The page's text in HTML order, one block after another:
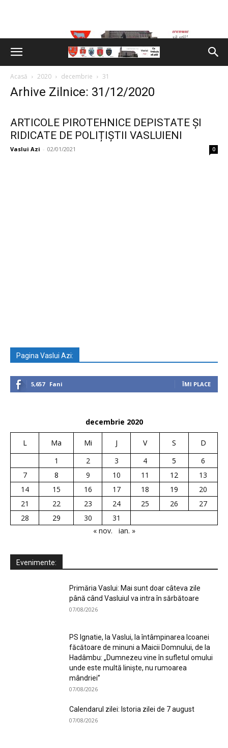
Acasă 2020 decembrie 31
Arhive Zilnice: 31/12/2020
ARTICOLE PIROTEHNICE DEPISTATE ȘI
RIDICATE DE POLIȚIȘTII VASLUIENI
Vaslui Azi - 02/01/2021 0
Pagina Vaslui Azi:
5,657 Fani ÎMI PLACE
decembrie 2020
L Ma Mi J V S
D
1
2 3 4 5
6
7
8 9 10 11 12
13
14
15 16 17 18 19
20
21
22 23 24 25 26
27
28
29 30
31
« nov.
ian. »
Evenimente:
Primăria Vaslui: Mai sunt doar câteva zile
până când Vasluiul va intra în sărbătoare
07/08/2026
PS Ignatie, la Vaslui, la întâmpinarea Icoanei
făcătoare de minuni a Maicii Domnului, de la
Hadâmbu: „Dumnezeu vine în sufletul omului
unde este multă liniște, nu rumoarea
mândriei”
07/08/2026
Calendarul zilei: Istoria zilei de 7 august
07/08/2026